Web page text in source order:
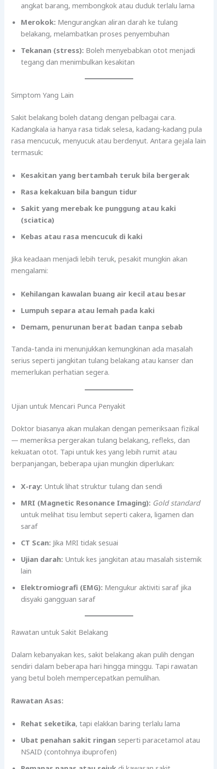
angkat barang, membongkok atau duduk terlalu lama
Merokok: Mengurangkan aliran darah ke tulang
belakang, melambatkan proses penyembuhan
Tekanan (stress): Boleh menyebabkan otot menjadi
tegang dan menimbulkan kesakitan
Simptom Yang Lain
Sakit belakang boleh datang dengan pelbagai cara.
Kadangkala ia hanya rasa tidak selesa, kadang-kadang pula
rasa mencucuk, menyucuk atau berdenyut. Antara gejala lain
termasuk:
Kesakitan yang bertambah teruk bila bergerak
Rasa kekakuan bila bangun tidur
Sakit yang merebak ke punggung atau kaki
(sciatica)
Kebas atau rasa mencucuk di kaki
Jika keadaan menjadi lebih teruk, pesakit mungkin akan
mengalami:
Kehilangan kawalan buang air kecil atau besar
Lumpuh separa atau lemah pada kaki
Demam, penurunan berat badan tanpa sebab
Tanda-tanda ini menunjukkan kemungkinan ada masalah
serius seperti jangkitan tulang belakang atau kanser dan
memerlukan perhatian segera.
Ujian untuk Mencari Punca Penyakit
Doktor biasanya akan mulakan dengan pemeriksaan fizikal
— memeriksa pergerakan tulang belakang, refleks, dan
kekuatan otot. Tapi untuk kes yang lebih rumit atau
berpanjangan, beberapa ujian mungkin diperlukan:
X-ray: Untuk lihat struktur tulang dan sendi
MRI (Magnetic Resonance Imaging): Gold standard
untuk melihat tisu lembut seperti cakera, ligamen dan
saraf
CT Scan: Jika MRI tidak sesuai
Ujian darah: Untuk kes jangkitan atau masalah sistemik
lain
Elektromiografi (EMG): Mengukur aktiviti saraf jika
disyaki gangguan saraf
Rawatan untuk Sakit Belakang
Dalam kebanyakan kes, sakit belakang akan pulih dengan
sendiri dalam beberapa hari hingga minggu. Tapi rawatan
yang betul boleh mempercepatkan pemulihan.
Rawatan Asas:
Rehat seketika, tapi elakkan baring terlalu lama
Ubat penahan sakit ringan seperti paracetamol atau
NSAID (contohnya ibuprofen)